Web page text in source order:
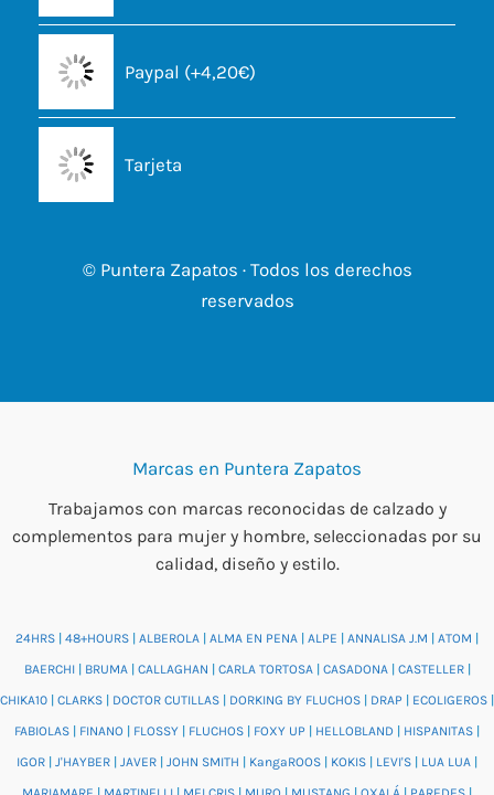
Paypal (+4,20€)
Tarjeta
© Puntera Zapatos · Todos los derechos
reservados
Marcas en Puntera Zapatos
Trabajamos con marcas reconocidas de calzado y
complementos para mujer y hombre, seleccionadas por su
calidad, diseño y estilo.
24HRS | 48+HOURS | ALBEROLA | ALMA EN PENA | ALPE | ANNALISA J.M | ATOM |
BAERCHI| BRUMA | CALLAGHAN | CARLA TORTOSA | CASADONA | CASTELLER|
CHIKA10 | CLARKS | DOCTOR CUTILLAS | DORKING BY FLUCHOS | DRAP | ECOLIGEROS |
FABIOLAS | FINANO | FLOSSY | FLUCHOS | FOXY UP | HELLOBLAND | HISPANITAS |
IGOR | J'HAYBER | JAVER | JOHN SMITH | KangaROOS | KOKIS | LEVI'S | LUA LUA |